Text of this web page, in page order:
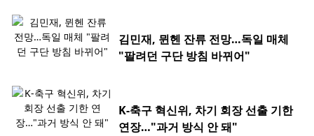
김민재, 뮌헨 잔류 전망…독일 매체
"팔려던 구단 방침 바뀌어"
K-축구 혁신위, 차기 회장 선출 기한
연장…"과거 방식 안 돼"